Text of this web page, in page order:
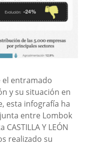
entramado
y su situación en
esta infografía ha
entre Lombok
Y LEÓN
realizado su